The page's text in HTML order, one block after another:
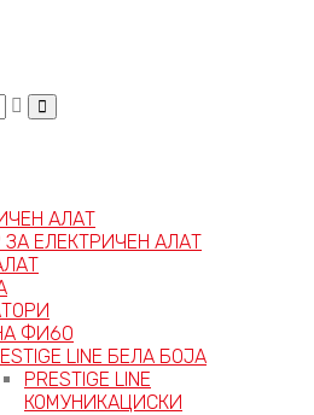
АЛАТ
ЕЛЕКТРИЧЕН АЛАТ
ФИ60
LINE БЕЛА БОЈА
PRESTIGE LINE
КОМУНИКАЦИСКИ